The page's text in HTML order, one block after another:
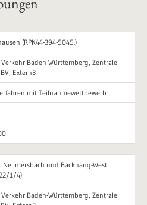
(RPK44-394-5045.)
Baden-Württemberg, Zentrale
Extern3
mit Teilnahmewettbewerb
Nellmersbach und Backnang-West
22/1/4)
Baden-Württemberg, Zentrale